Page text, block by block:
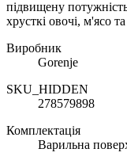
підвищену
хрусткі овочі, м'ясо
Виробник
Gorenje
SKU_HIDDEN
278579898
Комплектація
Варильна